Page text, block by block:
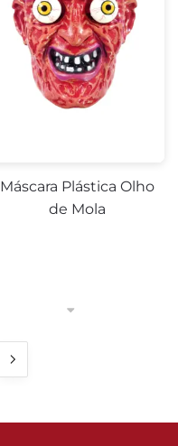
Máscara Plástica Olho
de Mola